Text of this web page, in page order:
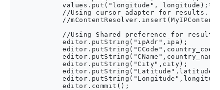
            values.put("longitude", longitude);*/
            //Using cursor adapter for results.
//
//Using Shared preference for
            editor.putString("ipAdr",ipa);
            editor.putString("City",city);
            editor.commit();